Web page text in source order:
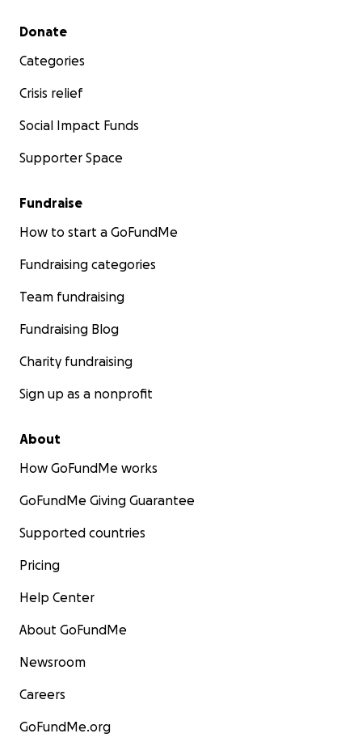
Secondary menu
Donate
Categories
Crisis relief
Social Impact Funds
Supporter Space
Fundraise
How to start a GoFundMe
Fundraising categories
Team fundraising
Fundraising Blog
Charity fundraising
Sign up as a nonprofit
About
How GoFundMe works
GoFundMe Giving Guarantee
Supported countries
Pricing
Help Center
About GoFundMe
Newsroom
Careers
GoFundMe.org